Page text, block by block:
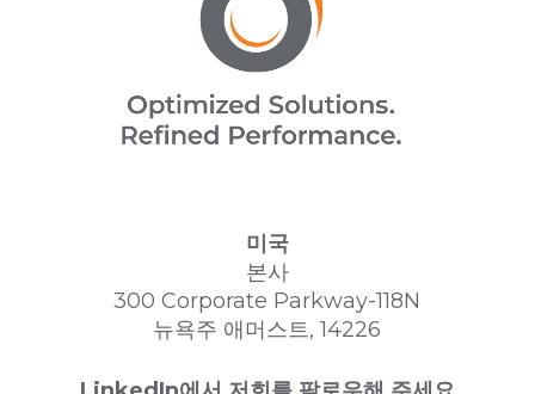
미국
본사
300 Corporate Parkway-118N
뉴욕주 애머스트, 14226